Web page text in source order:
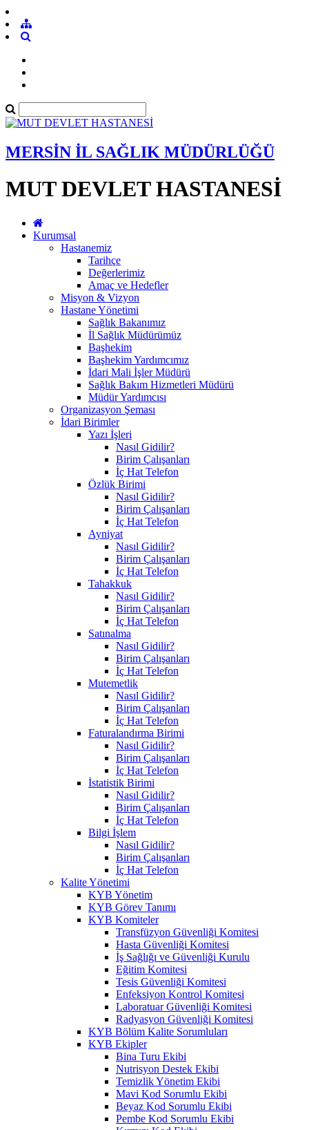
MERSİN İL SAĞLIK MÜDÜRLÜĞÜ
MUT DEVLET HASTANESİ
Kurumsal
Hastanemiz
Tarihçe
Değerlerimiz
Amaç ve Hedefler
Misyon & Vizyon
Hastane Yönetimi
Sağlık Bakanımız
İl Sağlık Müdürümüz
Başhekim
Başhekim Yardımcımız
İdari Mali İşler Müdürü
Sağlık Bakım Hizmetleri Müdürü
Müdür Yardımcısı
Organizasyon Şeması
İdari Birimler
Yazı İşleri
Nasıl Gidilir?
Birim Çalışanları
İç Hat Telefon
Özlük Birimi
Nasıl Gidilir?
Birim Çalışanları
İç Hat Telefon
Ayniyat
Nasıl Gidilir?
Birim Çalışanları
İç Hat Telefon
Tahakkuk
Nasıl Gidilir?
Birim Çalışanları
İç Hat Telefon
Satınalma
Nasıl Gidilir?
Birim Çalışanları
İç Hat Telefon
Mutemetlik
Nasıl Gidilir?
Birim Çalışanları
İç Hat Telefon
Faturalandırma Birimi
Nasıl Gidilir?
Birim Çalışanları
İç Hat Telefon
İstatistik Birimi
Nasıl Gidilir?
Birim Çalışanları
İç Hat Telefon
Bilgi İşlem
Nasıl Gidilir?
Birim Çalışanları
İç Hat Telefon
Kalite Yönetimi
KYB Yönetim
KYB Görev Tanımı
KYB Komiteler
Transfüzyon Güvenliği Komitesi
Hasta Güvenliği Komitesi
İş Sağlığı ve Güvenliği Kurulu
Eğitim Komitesi
Tesis Güvenliği Komitesi
Enfeksiyon Kontrol Komitesi
Laboratuar Güvenliği Komitesi
Radyasyon Güvenliği Komitesi
KYB Bölüm Kalite Sorumluları
KYB Ekipler
Bina Turu Ekibi
Nutrisyon Destek Ekibi
Temizlik Yönetim Ekibi
Mavi Kod Sorumlu Ekibi
Beyaz Kod Sorumlu Ekibi
Pembe Kod Sorumlu Ekibi